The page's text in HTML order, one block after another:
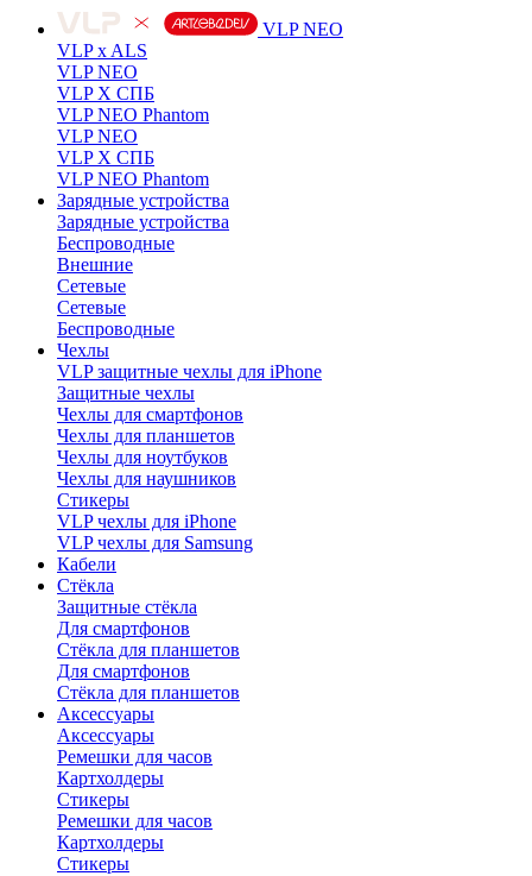
VLP NEO
VLP x ALS
VLP NEO
VLP X СПБ
VLP NEO Phantom
VLP NEO
VLP X СПБ
VLP NEO Phantom
Зарядные устройства
Зарядные устройства
Беспроводные
Внешние
Сетевые
Сетевые
Беспроводные
Чехлы
VLP защитные чехлы для iPhone
Защитные чехлы
Чехлы для смартфонов
Чехлы для планшетов
Чехлы для ноутбуков
Чехлы для наушников
Стикеры
VLP чехлы для iPhone
VLP чехлы для Samsung
Кабели
Стёкла
Защитные стёкла
Для смартфонов
Стёкла для планшетов
Для смартфонов
Стёкла для планшетов
Аксессуары
Аксессуары
Ремешки для часов
Картхолдеры
Стикеры
Ремешки для часов
Картхолдеры
Стикеры